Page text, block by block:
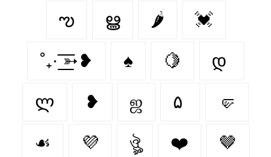
ఌ︎ ൠ 🌶 💓
˚₊· ͟͟͞͞➳❥ ♠️ 🍋‍ დ
ლ ❥ ஜ ۵ 🤛
☙ 💜 ঔৣ ❤️‍ 🤎